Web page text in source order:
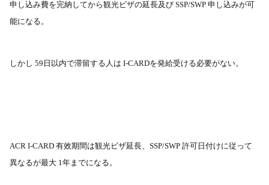
申し込み費を完納してから観光ビザの延長及び SSP/SWP 申し込みが可
能になる。
しかし 59 日以内で滞留する人は I-CARDを発給受ける必要がない。
ACR I-CARD 有效期間は観光ビザ延長、 SSP/SWP 許可日付けに従って
異なるが最大 1年までになる。